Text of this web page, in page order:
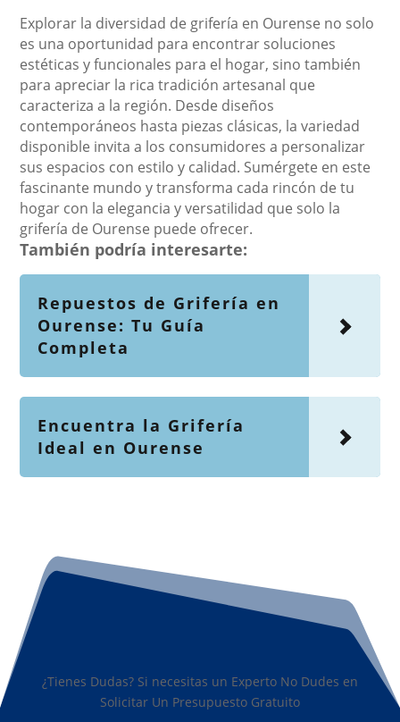
Explorar la diversidad de grifería en Ourense no solo
es una oportunidad para encontrar soluciones
estéticas y funcionales para el hogar, sino también
para apreciar la rica tradición artesanal que
caracteriza a la región. Desde diseños
contemporáneos hasta piezas clásicas, la variedad
disponible invita a los consumidores a personalizar
sus espacios con estilo y calidad. Sumérgete en este
fascinante mundo y transforma cada rincón de tu
hogar con la elegancia y versatilidad que solo la
grifería de Ourense puede ofrecer.
También podría interesarte:
Repuestos de Grifería en
Ourense: Tu Guía
Completa
Encuentra la Grifería
Ideal en Ourense
¿Tienes Dudas? Si necesitas un Experto No Dudes en
Solicitar Un Presupuesto Gratuito